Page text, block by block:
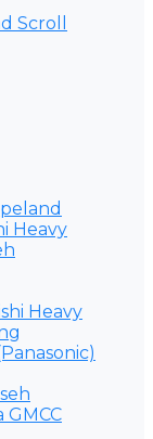
Scroll
Heavy
Heavy